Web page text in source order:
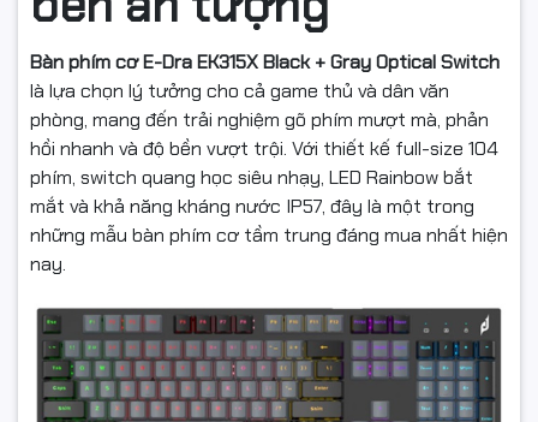
Bàn phím cơ E-Dra EK315X Black + Gray Optical Switch
là lựa chọn lý tưởng cho cả game thủ và dân văn
phòng, mang đến trải nghiệm gõ phím mượt mà, phản
hồi nhanh và độ bền vượt trội. Với thiết kế full-size 104
phím, switch quang học siêu nhạy, LED Rainbow bắt
mắt và khả năng kháng nước IP57, đây là một trong
những mẫu bàn phím cơ tầm trung đáng mua nhất hiện
nay.